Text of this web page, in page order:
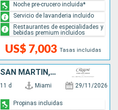
US$ 7,003 Tasas incluidas
Noche pre-crucero incluida*
Servicio de lavanderia incluido
Restaurantes de especialidades y
bebidas premium incluidos
PUERTO RICO, FRANCIA, SAN MARTÍN, GROENLANDIA, REPÚBLICA DOMINICANA, BAHAMAS, ESTADOS UNIDOS
11 d Miami 29/11/2026
Propinas incluidas